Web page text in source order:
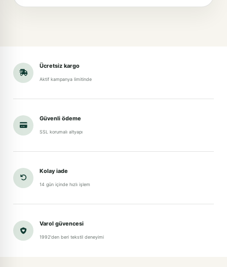
Ücretsiz kargo
Aktif kampanya limitinde
Güvenli ödeme
SSL korumalı altyapı
Kolay iade
14 gün içinde hızlı işlem
Varol güvencesi
1992'den beri tekstil deneyimi